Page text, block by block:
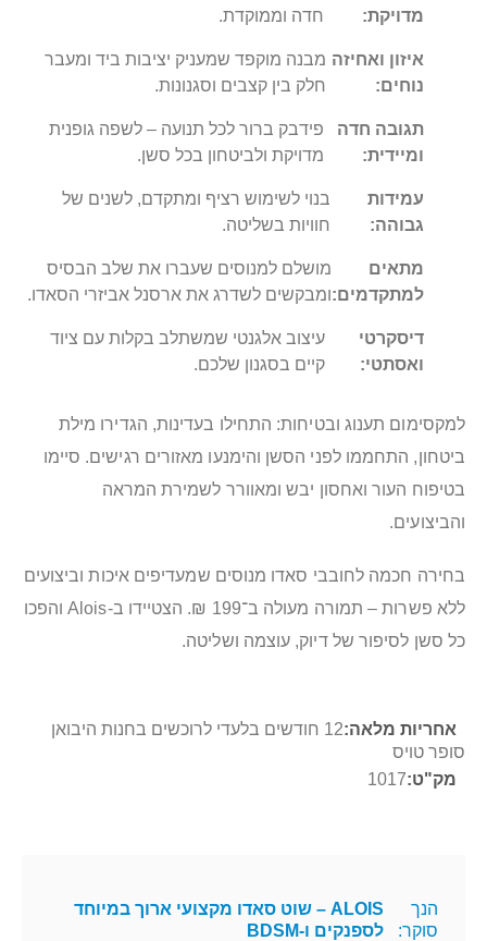
מדויקת:
חדה וממוקדת.
איזון ואחיזה
נוחים:
מבנה מוקפד שמעניק יציבות ביד ומעבר
חלק בין קצבים וסגנונות.
תגובה חדה
ומיידית:
פידבק ברור לכל תנועה – לשפה גופנית
מדויקת ולביטחון בכל סשן.
עמידות
גבוהה:
בנוי לשימוש רציף ומתקדם, לשנים של
חוויות בשליטה.
מתאים
למתקדמים:
מושלם למנוסים שעברו את שלב הבסיס
ומבקשים לשדרג את ארסנל אביזרי הסאדו.
דיסקרטי
ואסתטי:
עיצוב אלגנטי שמשתלב בקלות עם ציוד
קיים בסגנון שלכם.
למקסימום תענוג ובטיחות: התחילו בעדינות, הגדירו מילת
ביטחון, התחממו לפני הסשן והימנעו מאזורים רגישים. סיימו
בטיפוח העור ואחסון יבש ומאוורר לשמירת המראה
והביצועים.
בחירה חכמה לחובבי סאדו מנוסים שמעדיפים איכות וביצועים
ללא פשרות – תמורה מעולה ב־199 ₪. הצטיידו ב-Alois והפכו
כל סשן לסיפור של דיוק, עוצמה ושליטה.
מידע
נוסף
12 חודשים בלעדי לרוכשים בחנות היבואן
סופר טויס
1017
הנך
סוקר:
ALOIS – שוט סאדו מקצועי ארוך במיוחד
לספנקים ו-BDSM